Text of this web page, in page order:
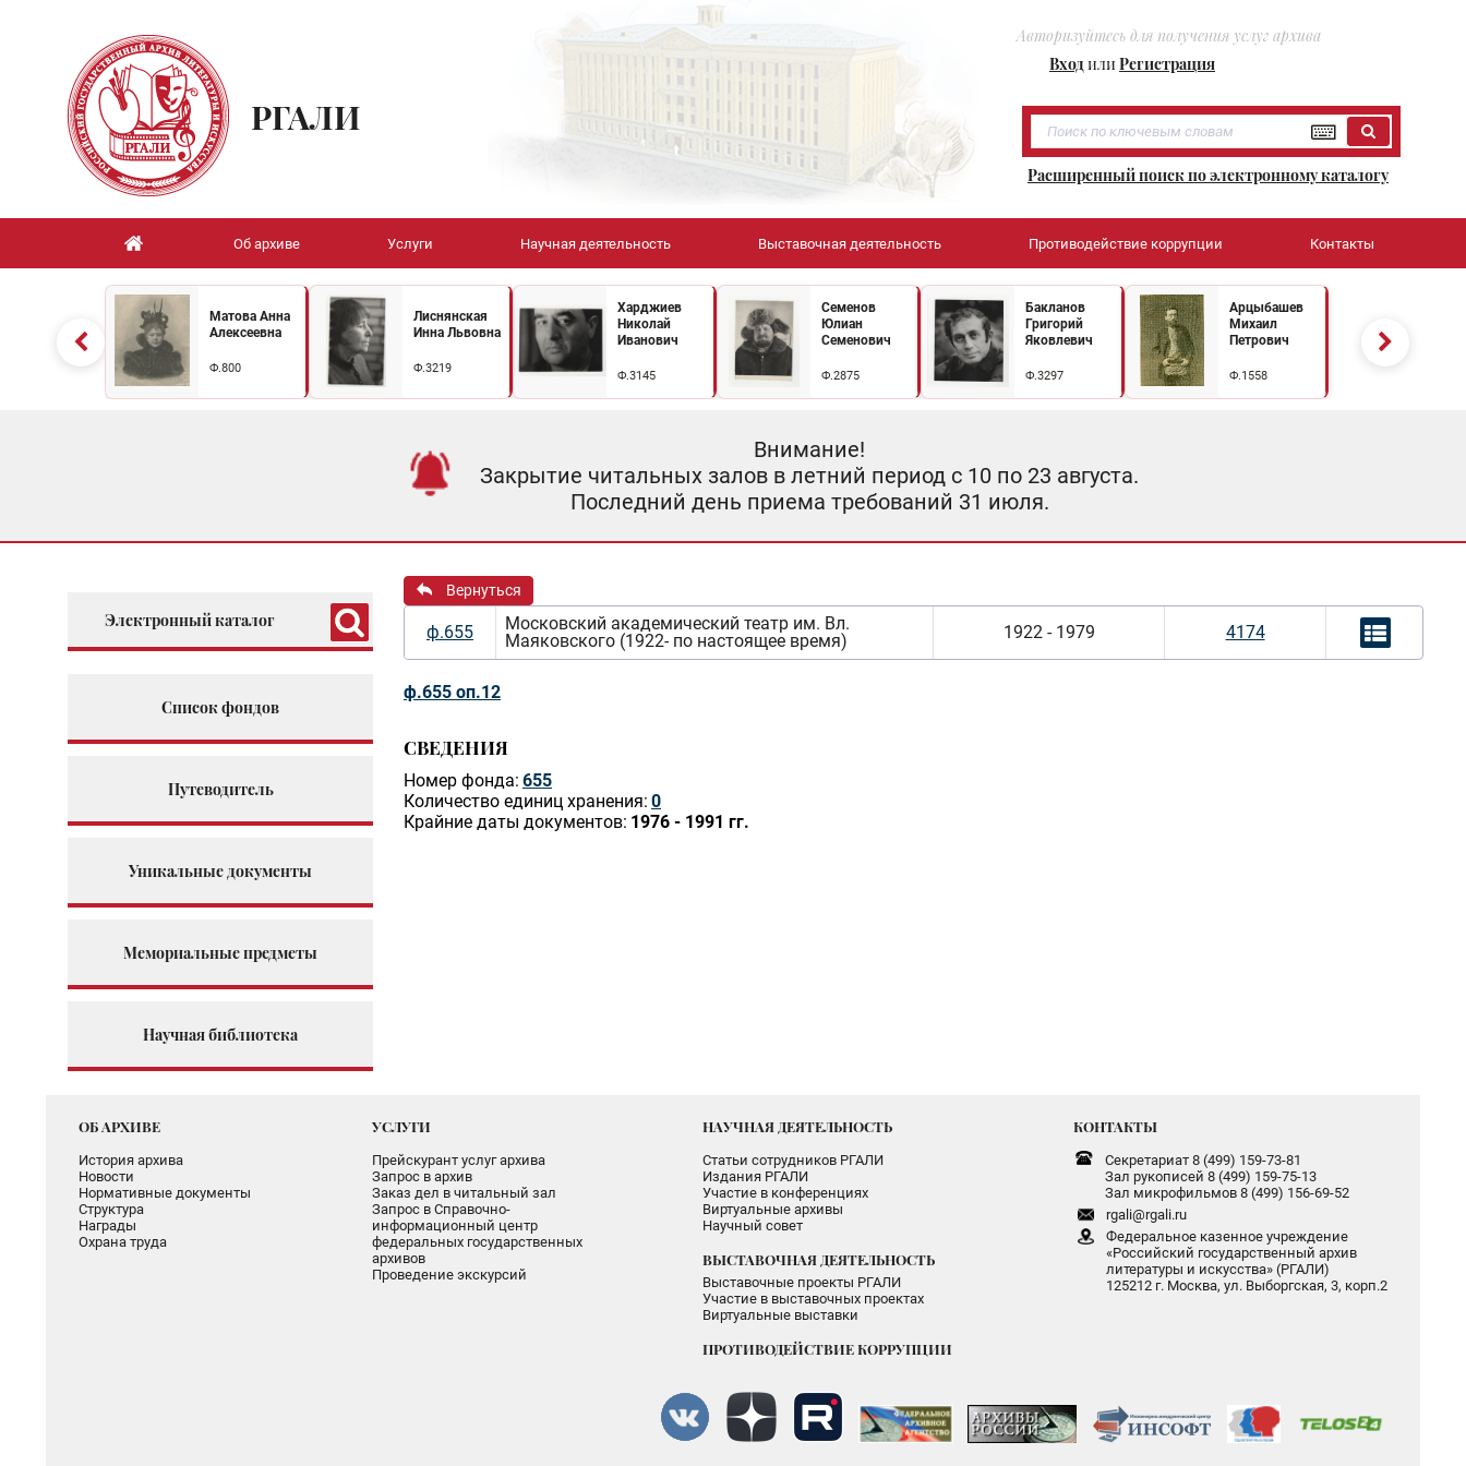
Авторизуйтесь для получения услуг архива
ВходилиРегистрация
РГАЛИ
Расширенный поиск по электронному каталогу
Об архиве Услуги Научная деятельность Выставочная деятельность Противодействие коррупции Контакты
Матова Анна
Алексеевна
Ф.800
Лиснянская
Инна Львовна
Ф.3219
Харджиев
Николай
Иванович
Ф.3145
Семенов
Юлиан
Семенович
Ф.2875
Бакланов
Григорий
Яковлевич
Ф.3297
Арцыбашев
Михаил
Петрович
Ф.1558
Внимание!
Закрытие читальных залов в летний период с 10 по 23 августа.
Последний день приема требований 31 июля.
Электронный каталог
Список фондов
Путеводитель
Уникальные документы
Мемориальные предметы
Научная библиотека
Вернуться
ф.655
Московский академический театр им. Вл.
Маяковского (1922- по настоящее время)
1922 - 1979 4174
ф.655 оп.12
СВЕДЕНИЯ
Номер фонда: 655
Количество единиц хранения: 0
Крайние даты документов: 1976 - 1991 гг.
ОБ АРХИВЕ
История архива
Новости
Нормативные документы
Структура
Награды
Охрана труда
УСЛУГИ
Прейскурант услуг архива
Запрос в архив
Заказ дел в читальный зал
Запрос в Справочно-
информационный центр
федеральных государственных
архивов
Проведение экскурсий
НАУЧНАЯ ДЕЯТЕЛЬНОСТЬ
Статьи сотрудников РГАЛИ
Издания РГАЛИ
Участие в конференциях
Виртуальные архивы
Научный совет
ВЫСТАВОЧНАЯ ДЕЯТЕЛЬНОСТЬ
Выставочные проекты РГАЛИ
Участие в выставочных проектах
Виртуальные выставки
ПРОТИВОДЕЙСТВИЕ КОРРУПЦИИ
КОНТАКТЫ
Секретариат 8 (499) 159-73-81
Зал рукописей 8 (499) 159-75-13
Зал микрофильмов 8 (499) 156-69-52
rgali@rgali.ru
Федеральное казенное учреждение
«Российский государственный архив
литературы и искусства» (РГАЛИ)
125212 г. Москва, ул. Выборгская, 3, корп.2